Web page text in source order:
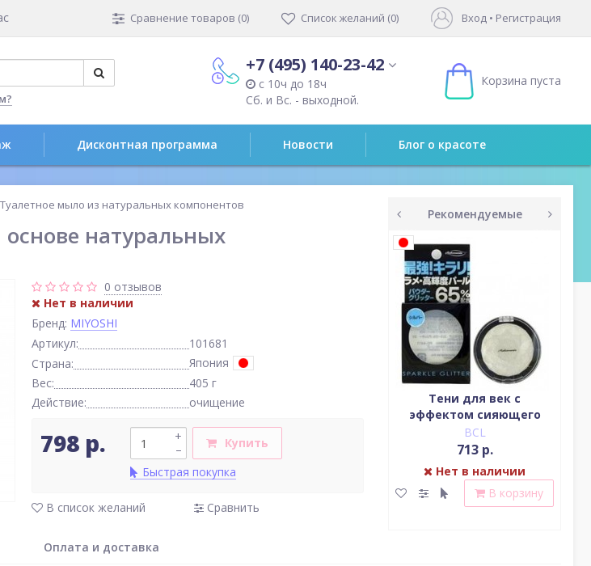
Сравнение товаров (0) Список желаний (0) Вход • Регистрация
+7 (495) 140-23-42
с 10ч до 18ч
Сб. и Вс. - выходной.
Корзина пуста
Дисконтная программа Новости Блог о красоте
Туалетное мыло из натуральных компонентов
натуральных
0 отзывов
Нет в наличии
Бренд: MIYOSHI
Артикул:
101681
Страна:
Япония
Вес:
405 г
Действие:
очищение
798 р. –
+
Купить
Быстрая покупка
В список желаний Сравнить
Рекомендуемые
Водостойкая жидкая
насыщенный черный)
Тени для век c
эффектом сияющего
блеска (серебро)
BCL
713 р.
Нет в наличии
В корзину
Оплата и доставка